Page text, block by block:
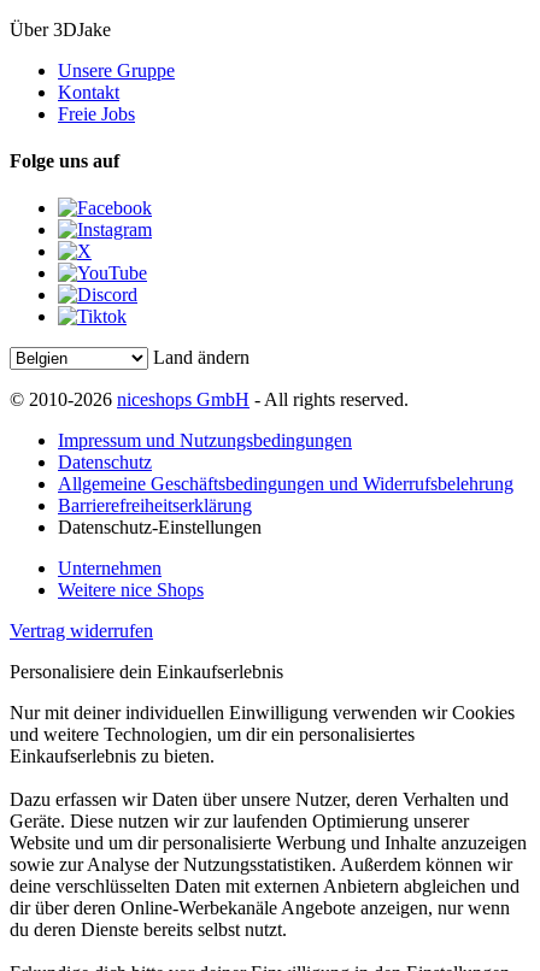
Über 3DJake
Unsere Gruppe
Kontakt
Freie Jobs
Folge uns auf
Land ändern
© 2010-2026 niceshops GmbH - All rights reserved.
Impressum und Nutzungsbedingungen
Datenschutz
Allgemeine Geschäftsbedingungen und Widerrufsbelehrung
Barrierefreiheitserklärung
Datenschutz-Einstellungen
Unternehmen
Weitere nice Shops
Vertrag widerrufen
Personalisiere dein Einkaufserlebnis
Nur mit deiner individuellen Einwilligung verwenden wir Cookies
und weitere Technologien, um dir ein personalisiertes
Einkaufserlebnis zu bieten.
Dazu erfassen wir Daten über unsere Nutzer, deren Verhalten und
Geräte. Diese nutzen wir zur laufenden Optimierung unserer
Website und um dir personalisierte Werbung und Inhalte anzuzeigen
sowie zur Analyse der Nutzungsstatistiken. Außerdem können wir
deine verschlüsselten Daten mit externen Anbietern abgleichen und
dir über deren Online-Werbekanäle Angebote anzeigen, nur wenn
du deren Dienste bereits selbst nutzt.